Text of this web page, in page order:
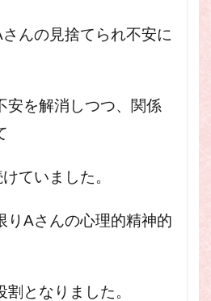
んの見捨てられ不安に
安を解消しつつ、関係
ていました。
りAさんの心理的精神的
となりました。